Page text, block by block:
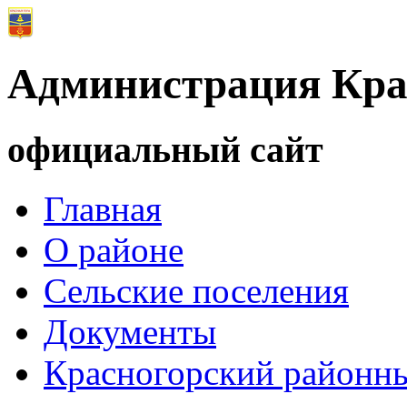
Администрация
официальный сайт
Главная
О районе
Сельские поселения
Документы
Красногорский